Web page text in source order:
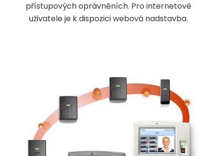
přístupových oprávněních. Pro internetové
uživatele je k dispozici webová nadstavba.